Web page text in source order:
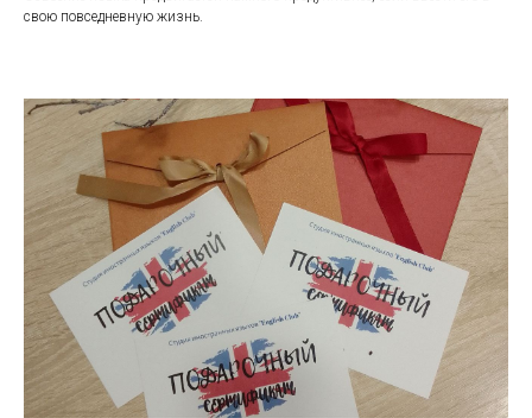
свою повседневную жизнь.